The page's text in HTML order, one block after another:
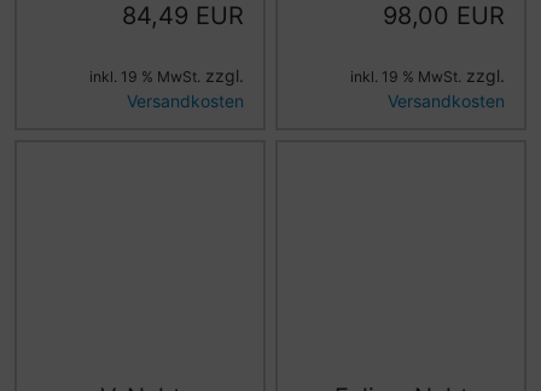
84,49 EUR
inkl. 19 % MwSt. zzgl.
Versandkosten
98,00 EUR
inkl. 19 % MwSt. zzgl.
Versandkosten